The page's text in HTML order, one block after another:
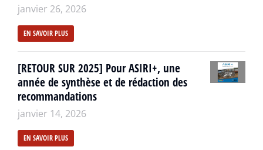
janvier 26, 2026
EN SAVOIR PLUS
[RETOUR SUR 2025] Pour ASIRI+, une
année de synthèse et de rédaction des
recommandations
janvier 14, 2026
EN SAVOIR PLUS